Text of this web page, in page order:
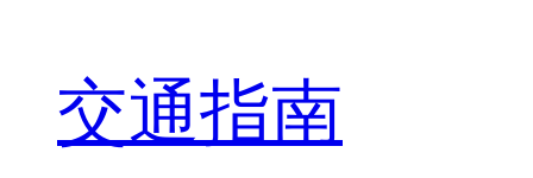
交通指南